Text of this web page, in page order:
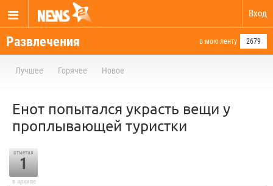
Вход
Развлечения в мою ленту 2679
Лучшее Горячее Новое
Енот попытался украсть вещи у
проплывающей туристки
отметил
1
в архиве